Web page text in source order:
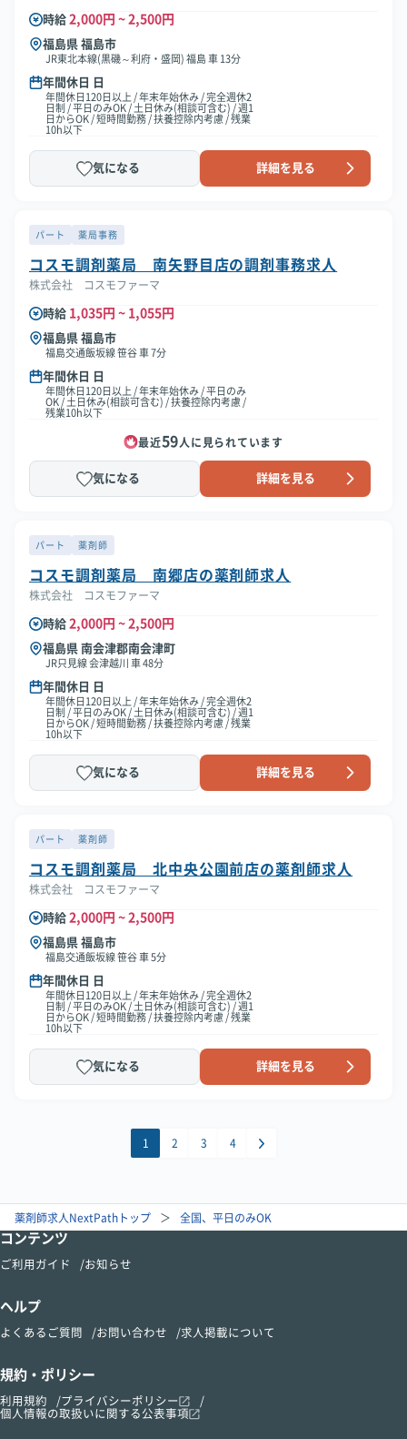
時給 2,000円 ~ 2,500円
福島県 福島市
JR東北本線(黒磯～利府・盛岡) 福島 車 13分
年間休日 日
年間休日120日以上 / 年末年始休み / 完全週休2
日制 / 平日のみOK / 土日休み(相談可含む) / 週1
日からOK / 短時間勤務 / 扶養控除内考慮 / 残業
10h以下
気になる 詳細を見る
パート 薬局事務
コスモ調剤薬局 南矢野目店の調剤事務求人
株式会社 コスモファーマ
時給 1,035円 ~ 1,055円
福島県 福島市
福島交通飯坂線 笹谷 車 7分
年間休日 日
年間休日120日以上 / 年末年始休み / 平日のみ
OK / 土日休み(相談可含む) / 扶養控除内考慮 /
残業10h以下
最近59 人に見られています
気になる 詳細を見る
パート 薬剤師
コスモ調剤薬局 南郷店の薬剤師求人
株式会社 コスモファーマ
時給 2,000円 ~ 2,500円
福島県 南会津郡南会津町
JR只見線 会津越川 車 48分
年間休日 日
年間休日120日以上 / 年末年始休み / 完全週休2
日制 / 平日のみOK / 土日休み(相談可含む) / 週1
日からOK / 短時間勤務 / 扶養控除内考慮 / 残業
10h以下
気になる 詳細を見る
パート 薬剤師
コスモ調剤薬局 北中央公園前店の薬剤師求人
株式会社 コスモファーマ
時給 2,000円 ~ 2,500円
福島県 福島市
福島交通飯坂線 笹谷 車 5分
年間休日 日
年間休日120日以上 / 年末年始休み / 完全週休2
日制 / 平日のみOK / 土日休み(相談可含む) / 週1
日からOK / 短時間勤務 / 扶養控除内考慮 / 残業
10h以下
気になる 詳細を見る
1 2 3 4
薬剤師求人NextPathトップ 全国、平日のみOK
コンテンツ
ご利用ガイド お知らせ
ヘルプ
よくあるご質問 お問い合わせ 求人掲載について
規約・ポリシー
利用規約
プライバシーポリシー
個人情報の取扱いに関する公表事項